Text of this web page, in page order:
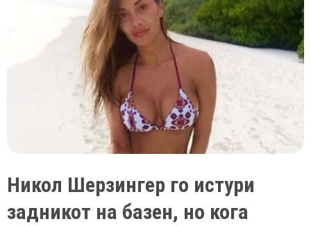
Никол Шерзингер го истури
задникот на базен, но кога